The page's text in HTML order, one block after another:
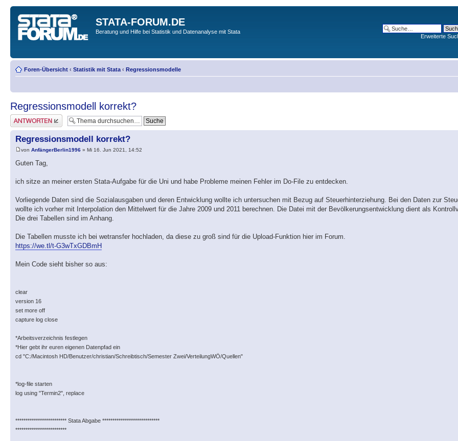
STATA-FORUM.DE
Beratung und Hilfe bei Statistik und Datenanalyse mit Stata
Erweiterte
Foren-Übersicht ‹ Statistik mit Stata ‹ Regressionsmodelle
Regressionsmodell korrekt?
Antwort erstellen
Regressionsmodell korrekt?
von AnfängerBerlin1996 » Mi 16. Jun 2021, 14:52
Guten Tag,
ich sitze an meiner ersten Stata-Aufgabe für die Uni und habe Probleme meinen Fehler im Do-File zu entdecken.
Vorliegende Daten sind die Sozialausgaben und deren Entwicklung wollte ich untersuchen mit Bezug auf Steuerhinterziehung. Bei den Daten zur
wollte ich vorher mit Interpolation den Mittelwert für die Jahre 2009 und 2011 berechnen. Die Datei mit der Bevölkerungsentwicklung dient als
Die drei Tabellen sind im Anhang.
Die Tabellen musste ich bei wetransfer hochladen, da diese zu groß sind für die Upload-Funktion hier im Forum.
https://we.tl/t-G3wTxGDBmH
Mein Code sieht bisher so aus:
clear
version 16
set more off
capture log close
*Arbeitsverzeichnis festlegen
*Hier gebt ihr euren eigenen Datenpfad ein
cd "C:/Macintosh HD/Benutzer/christian/Schreibtisch/Semester Zwei/VerteilungWÖ/Quellen"
*log-file starten
log using "Termin2", replace
************************* Stata Abgabe ****************************
*************************